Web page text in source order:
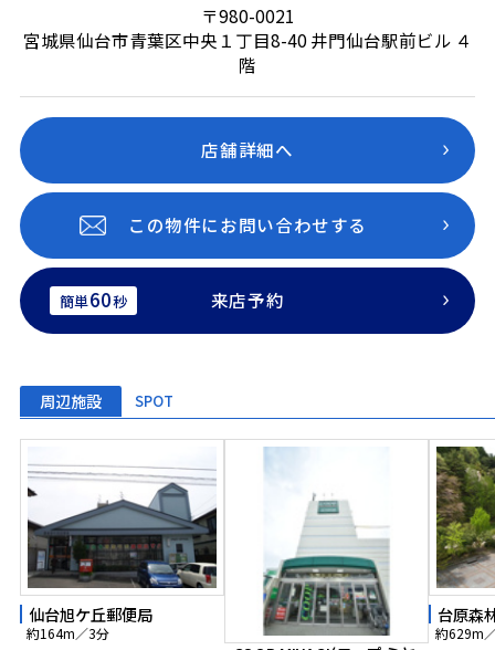
〒980-0021
宮城県仙台市青葉区中央１丁目8-40 井門仙台駅前ビル ４
階
店舗詳細へ
この物件にお問い合わせする
簡単60秒 来店予約
周辺施設 SPOT
仙台旭ケ丘郵便局
約164m／3分
台原森
約629m